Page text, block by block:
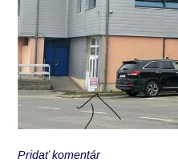
Pridať komentár